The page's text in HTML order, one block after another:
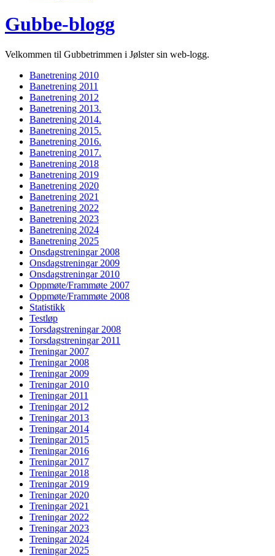
Gubbe-blogg
Velkommen til Gubbetrimmen i Jølster sin web-logg.
Banetrening 2010
Banetrening 2011
Banetrening 2012
Banetrening 2013.
Banetrening 2014.
Banetrening 2015.
Banetrening 2016.
Banetrening 2017.
Banetrening 2018
Banetrening 2019
Banetrening 2020
Banetrening 2021
Banetrening 2022
Banetrening 2023
Banetrening 2024
Banetrening 2025
Onsdagstreningar 2008
Onsdagstreningar 2009
Onsdagstreningar 2010
Oppmøte/Frammøte 2007
Oppmøte/Frammøte 2008
Statistikk
Testløp
Torsdagstreningar 2008
Torsdagstreningar 2011
Treningar 2007
Treningar 2008
Treningar 2009
Treningar 2010
Treningar 2011
Treningar 2012
Treningar 2013
Treningar 2014
Treningar 2015
Treningar 2016
Treningar 2017
Treningar 2018
Treningar 2019
Treningar 2020
Treningar 2021
Treningar 2022
Treningar 2023
Treningar 2024
Treningar 2025